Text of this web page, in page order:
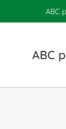
ABC
ABC